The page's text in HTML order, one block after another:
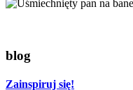
blog
Zainspiruj się!